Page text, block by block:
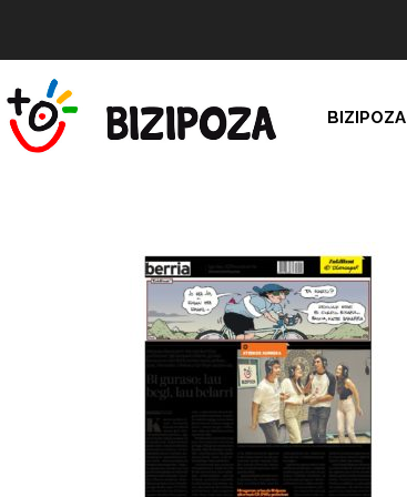
BIZIPOZA